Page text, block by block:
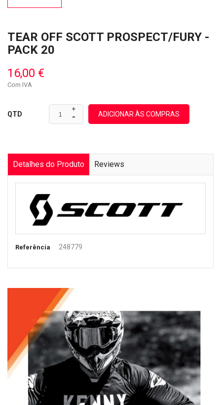
TEAR OFF SCOTT PROSPECT/FURY -
PACK 20
16,00 €
Com IVA
QTD ADICIONAR ÀS COMPRAS
Detalhes do Produto Reviews
Referência 248779